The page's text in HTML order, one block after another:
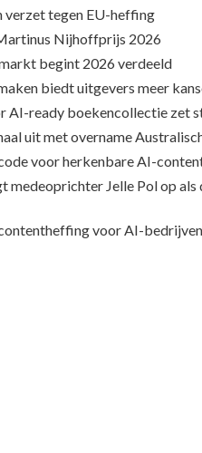
verzet tegen EU-heffing
Nijhoffprijs 2026
begint 2026 verdeeld
biedt uitgevers meer
AI-ready boekencollectie zet
uit met overname
voor herkenbare AI-
medeoprichter Jelle Pol op
voor AI-bedrijven